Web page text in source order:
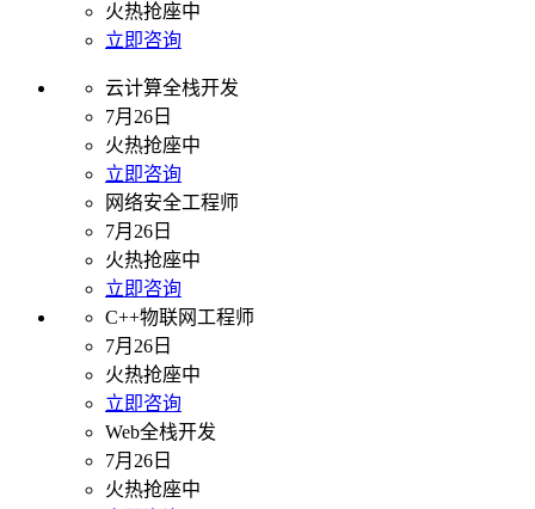
火热抢座中
立即咨询
云计算全栈开发
7月26日
火热抢座中
立即咨询
网络安全工程师
7月26日
火热抢座中
立即咨询
C++物联网工程师
7月26日
火热抢座中
立即咨询
Web全栈开发
7月26日
火热抢座中